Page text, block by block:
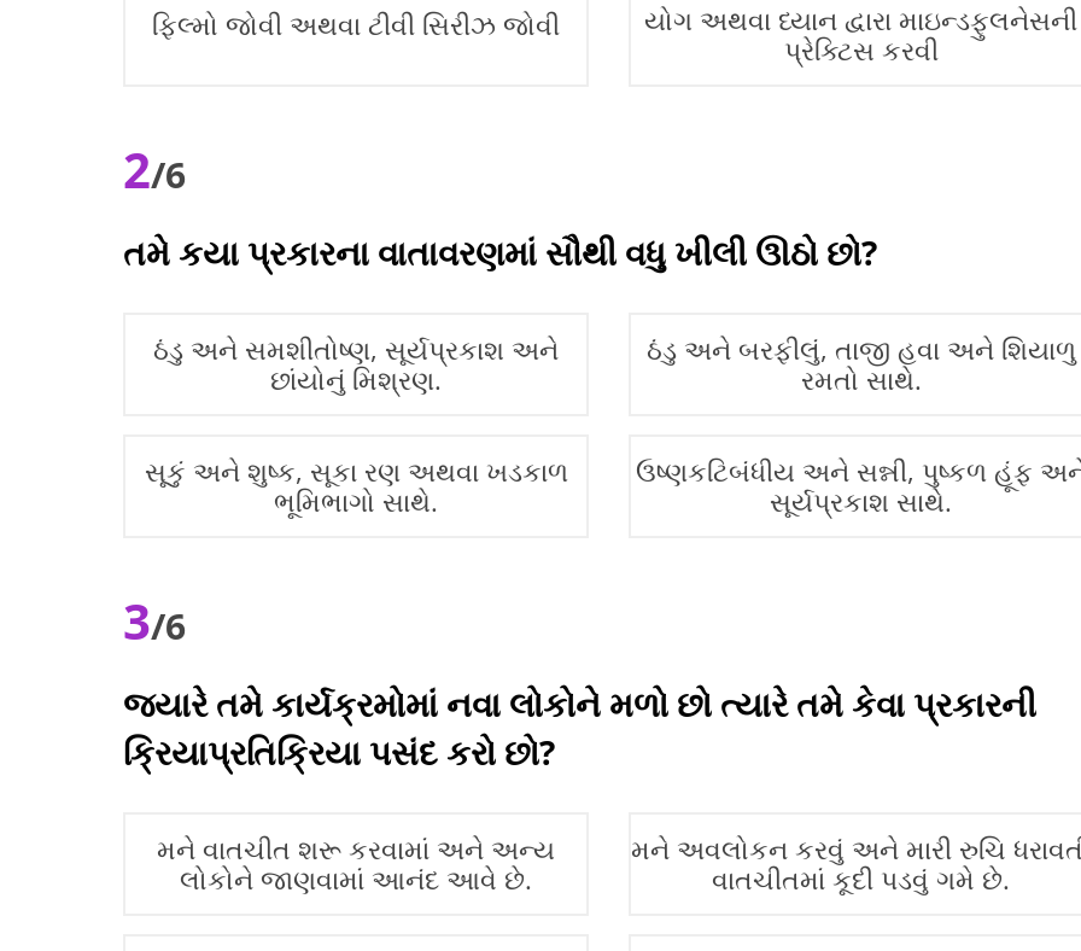
ફિલ્મો જોવી અથવા ટીવી સિરીઝ જોવી
યોગ અથવા ધ્યાન દ્વારા માઇન્ડફુલનેસની
પ્રેક્ટિસ કરવી
2/6
તમે કયા પ્રકારના વાતાવરણમાં સૌથી વધુ ખીલી ઊઠો છો?
ઠંડુ અને સમશીતોષ્ણ, સૂર્યપ્રકાશ અને
છાંયોનું મિશ્રણ.
ઠંડુ અને બરફીલું, તાજી હવા અને શિયાળુ
રમતો સાથે.
સૂકું અને શુષ્ક, સૂકા રણ અથવા ખડકાળ
ભૂમિભાગો સાથે.
ઉષ્ણકટિબંધીય અને સન્ની, પુષ્કળ હૂંફ
સૂર્યપ્રકાશ સાથે.
3/6
જ્યારે તમે કાર્યક્રમોમાં નવા લોકોને મળો છો ત્યારે તમે કેવા પ્રકારની
ક્રિયાપ્રતિક્રિયા પસંદ કરો છો?
મને વાતચીત શરૂ કરવામાં અને અન્ય
લોકોને જાણવામાં આનંદ આવે છે.
મને અવલોકન કરવું અને મારી રુચિ
વાતચીતમાં કૂદી પડવું ગમે છે.